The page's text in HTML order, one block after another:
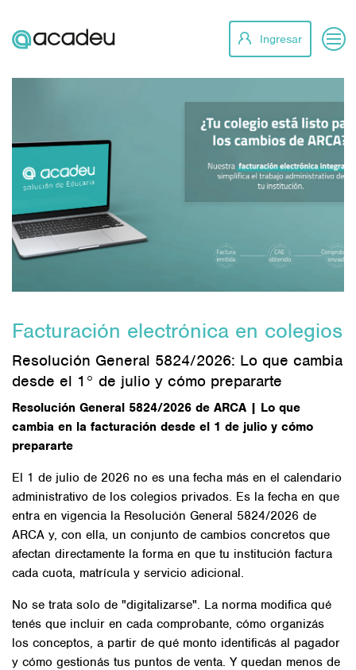
Ingresar
Facturación electrónica en colegios
Resolución General 5824/2026: Lo que cambia
desde el 1° de julio y cómo prepararte
Resolución General 5824/2026 de ARCA | Lo que
cambia en la facturación desde el 1 de julio y cómo
prepararte
El 1 de julio de 2026 no es una fecha más en el calendario
administrativo de los colegios privados. Es la fecha en que
entra en vigencia la Resolución General 5824/2026 de
ARCA y, con ella, un conjunto de cambios concretos que
afectan directamente la forma en que tu institución factura
cada cuota, matrícula y servicio adicional.
No se trata solo de "digitalizarse". La norma modifica qué
tenés que incluir en cada comprobante, cómo organizás
los conceptos, a partir de qué monto identificás al pagador
y cómo gestionás tus puntos de venta. Y quedan menos de